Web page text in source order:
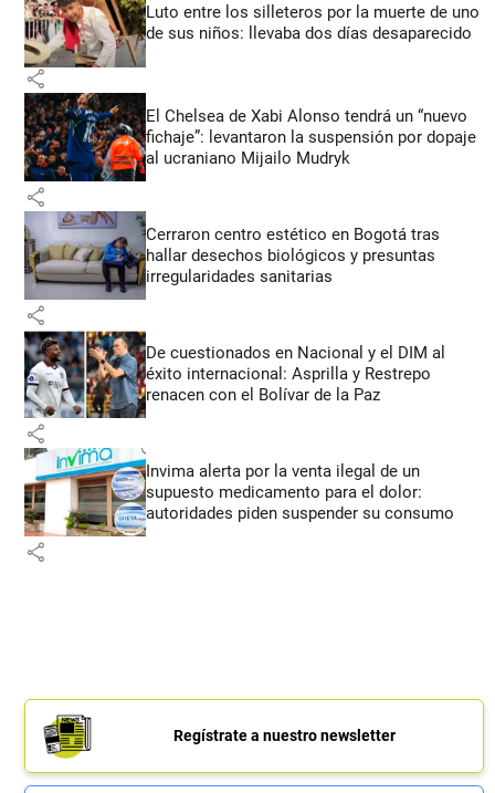
Luto entre los silleteros por la muerte de uno
de sus niños: llevaba dos días desaparecido
share
El Chelsea de Xabi Alonso tendrá un “nuevo
fichaje”: levantaron la suspensión por dopaje
al ucraniano Mijailo Mudryk
share
Cerraron centro estético en Bogotá tras
hallar desechos biológicos y presuntas
irregularidades sanitarias
share
De cuestionados en Nacional y el DIM al
éxito internacional: Asprilla y Restrepo
renacen con el Bolívar de la Paz
share
Invima alerta por la venta ilegal de un
supuesto medicamento para el dolor:
autoridades piden suspender su consumo
share
Regístrate a nuestro newsletter